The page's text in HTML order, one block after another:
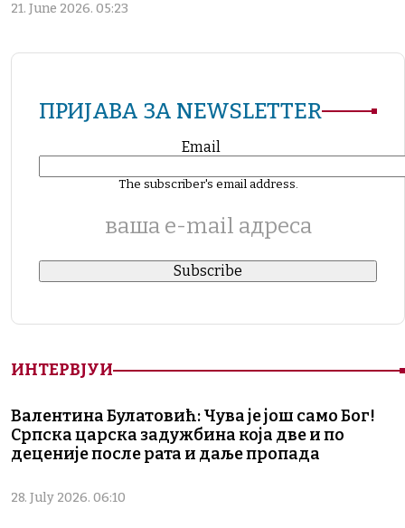
21. June 2026. 05:23
ПРИЈАВА ЗА NEWSLETTER
Email
The subscriber's email address.
ваша е-mail адреса
ИНТЕРВЈУИ
Валентина Булатовић: Чува је још само Бог!
Српска царска задужбина која две и по
деценије после рата и даље пропада
28. July 2026. 06:10